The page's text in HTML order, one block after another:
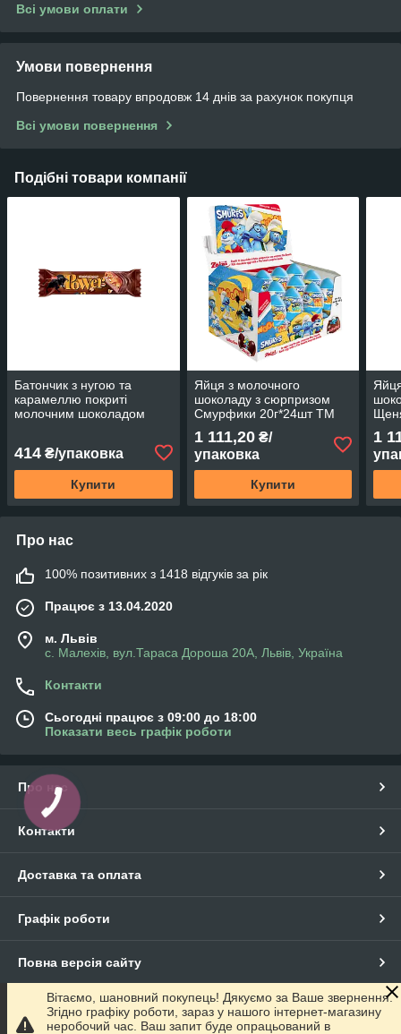
Всі умови оплати
Умови повернення
Повернення товару впродовж 14 днів за рахунок покупця
Всі умови повернення
Подібні товари компанії
Батончик з нугою та
карамеллю покриті
молочним шоколадом
414 ₴/упаковка
Купити
Яйця з молочного
шоколаду з сюрпризом
Смурфики 20г*24шт ТМ
1 111,20₴/
упаковка
Купити
1
Про нас
100% позитивних з 1418 відгуків за рік
Працює з 13.04.2020
м. Львів
с. Малехів, вул.Тараса Дороша 20А, Львів, Україна
Контакти
Сьогодні працює з 09:00 до 18:00
Показати весь графік роботи
Про нас
Контакти
Доставка та оплата
Графік роботи
Повна версія сайту
Сайт створено на маркетплейсі Prom.ua
Вітаємо, шановний покупець! Дякуємо за Ваше звернення.
Згідно графіку роботи, зараз у нашого інтернет-магазину
неробочий час. Ваш запит буде опрацьований в
КНОПКА
ЗВ'ЯЗКУ